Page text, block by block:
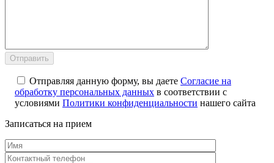
Отправляя данную форму, вы даете Согласие на
обработку персональных данных в соответствии с
условиями Политики конфиденциальности нашего сайта
Записаться на прием